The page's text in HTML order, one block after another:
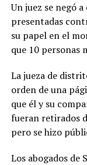
Un juez se negó
presentadas
su papel en el
que 10 personas
La jueza de
orden de una
que él y su
fueran retirados
pero se hizo
Los abogados